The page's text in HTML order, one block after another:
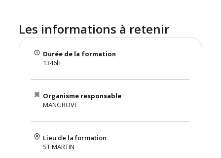
Les informations à retenir
Durée de la formation
1346h
Organisme responsable
MANGROVE
Lieu de la formation
ST MARTIN